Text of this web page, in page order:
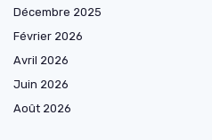
Décembre 2025
Février 2026
Avril 2026
Juin 2026
Août 2026